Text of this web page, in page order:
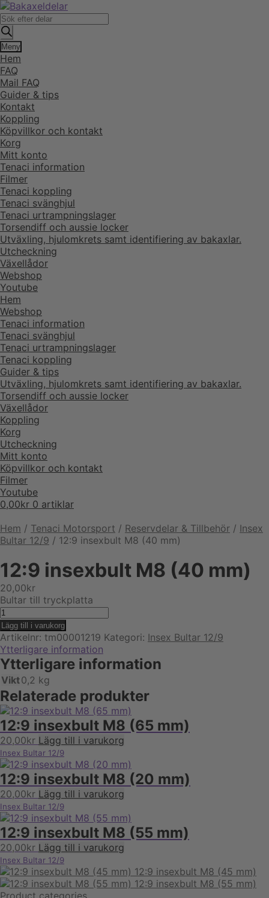
Hoppa
till
navigering
Hoppa
till
innehåll
Produktsökning
Meny
Hem
FAQ
Mail FAQ
Guider & tips
Kontakt
Koppling
Köpvillkor och kontakt
Korg
Mitt konto
Tenaci information
Filmer
Tenaci koppling
Tenaci svänghjul
Tenaci urtrampningslager
Torsendiff och aussie locker
Utväxling, hjulomkrets samt identifiering av bakaxlar.
Utcheckning
Växellådor
Webshop
Youtube
Hem
Webshop
Tenaci information
Tenaci svänghjul
Tenaci urtrampningslager
Tenaci koppling
Guider & tips
Utväxling, hjulomkrets samt identifiering av bakaxlar.
Torsendiff och aussie locker
Växellådor
Koppling
Korg
Utcheckning
Mitt konto
Köpvillkor och kontakt
Filmer
Youtube
0,00kr 0 artiklar
Hem / Tenaci Motorsport / Reservdelar & Tillbehör / Insex
Bultar 12/9 / 12:9 insexbult M8 (40 mm)
12:9 insexbult M8 (40 mm)
20,00kr
Bultar till tryckplatta
12:9
insexbult
M8
(40
mm)
mängd
Lägg till i varukorg
Artikelnr: tm00001219 Kategori: Insex Bultar 12/9
Ytterligare information
Ytterligare information
Vikt0,2 kg
Relaterade produkter
12:9 insexbult M8 (65 mm)
20,00kr Lägg till i varukorg
Insex Bultar 12/9
12:9 insexbult M8 (20 mm)
20,00kr Lägg till i varukorg
Insex Bultar 12/9
12:9 insexbult M8 (55 mm)
20,00kr Lägg till i varukorg
Insex Bultar 12/9
12:9 insexbult M8 (45 mm)
12:9 insexbult M8 (55 mm)
Product categories